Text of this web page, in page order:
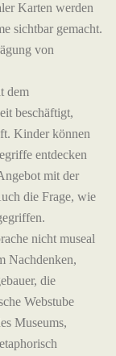
Karten werden
sichtbar gemacht.
von
dem
beschäftigt,
Kinder können
entdecken
mit der
die Frage, wie
nicht museal
Nachdenken,
die
Webstube
Museums,